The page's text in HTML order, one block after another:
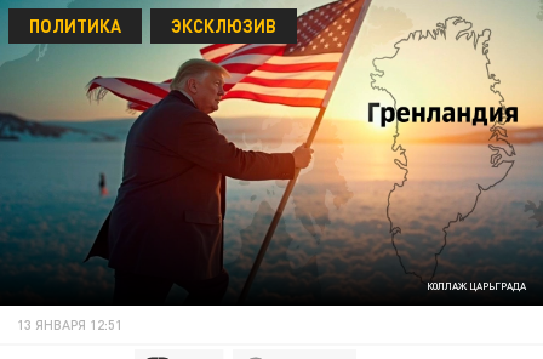
КОЛЛАЖ ЦАРЬГРАДА
ПОЛИТИКА ЭКСКЛЮЗИВ
13 ЯНВАРЯ 12:51